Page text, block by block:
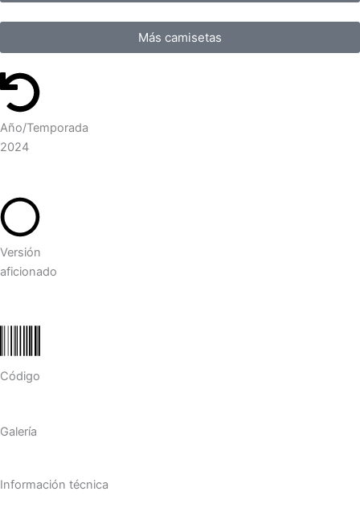
Más camisetas
Año/Temporada
2024
Versión
aficionado
Código
Galería
Información técnica